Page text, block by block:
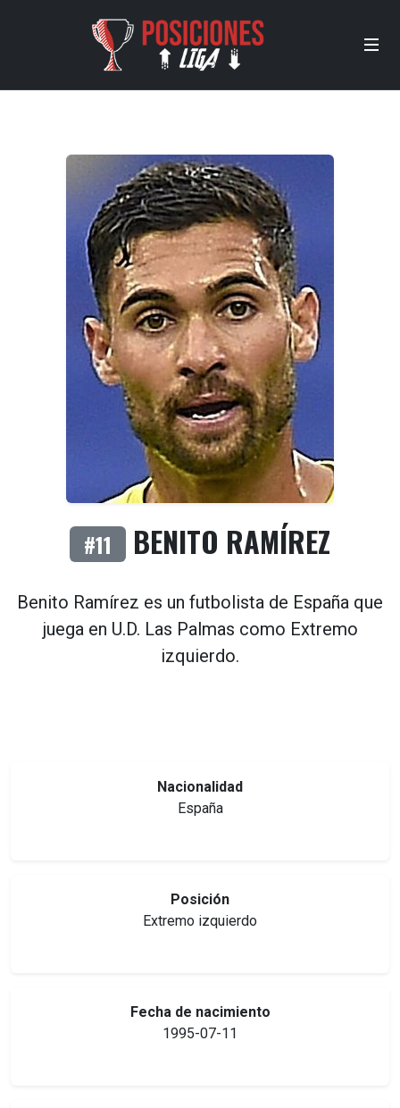
#11 BENITO RAMÍREZ
Benito Ramírez es un futbolista de España que
juega en U.D. Las Palmas como Extremo
izquierdo.
Nacionalidad
España
Posición
Extremo izquierdo
Fecha de nacimiento
1995-07-11